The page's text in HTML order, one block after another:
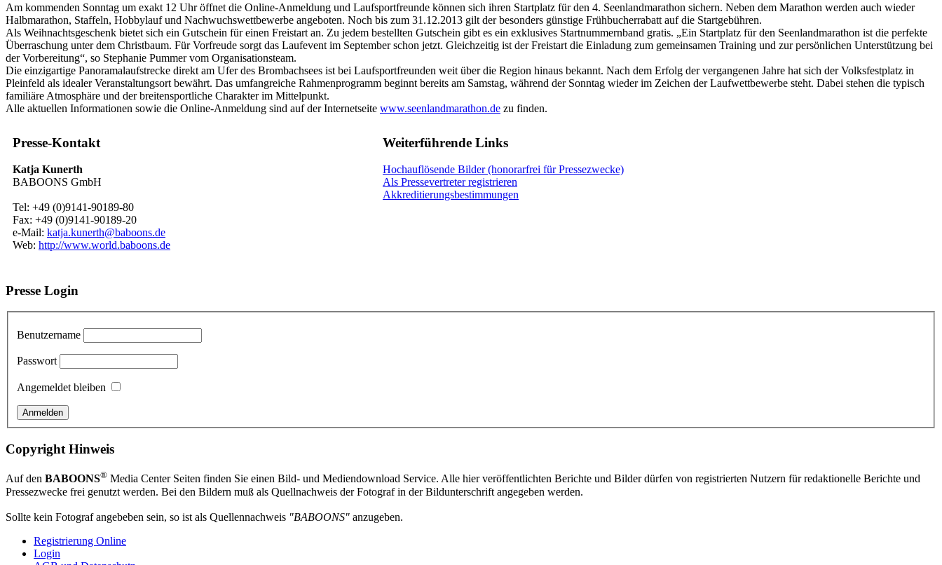
Am kommenden Sonntag um exakt 12 Uhr öffnet die Online-Anmeldung und Laufsportfreunde können sich ihren Startplatz für den 4. Seenlandmarathon sichern. Neben dem Marathon werden auch wieder
Halbmarathon, Staffeln, Hobbylauf und Nachwuchswettbewerbe angeboten. Noch bis zum 31.12.2013 gilt der besonders günstige Frühbucherrabatt auf die Startgebühren.
Als Weihnachtsgeschenk bietet sich ein Gutschein für einen Freistart an. Zu jedem bestellten Gutschein gibt es ein exklusives Startnummernband gratis. „Ein Startplatz für den Seenlandmarathon ist die perfekte
Überraschung unter dem Christbaum. Für Vorfreude sorgt das Laufevent im September schon jetzt. Gleichzeitig ist der Freistart die Einladung zum gemeinsamen Training und zur persönlichen Unterstützung bei
der Vorbereitung“, so Stephanie Pummer vom Organisationsteam.
Die einzigartige Panoramalaufstrecke direkt am Ufer des Brombachsees ist bei Laufsportfreunden weit über die Region hinaus bekannt. Nach dem Erfolg der vergangenen Jahre hat sich der Volksfestplatz in
Pleinfeld als idealer Veranstaltungsort bewährt. Das umfangreiche Rahmenprogramm beginnt bereits am Samstag, während der Sonntag wieder im Zeichen der Laufwettbewerbe steht. Dabei stehen die typisch
familiäre Atmosphäre und der breitensportliche Charakter im Mittelpunkt.
Alle aktuellen Informationen sowie die Online-Anmeldung sind auf der Internetseite www.seenlandmarathon.de zu finden.
Presse-Kontakt
Katja Kunerth
BABOONS GmbH
Tel: +49 (0)9141-90189-80
Fax: +49 (0)9141-90189-20
e-Mail: katja.kunerth@baboons.de
Web: http://www.world.baboons.de
Weiterführende Links
Hochauflösende Bilder (honorarfrei für Pressezwecke)
Als Pressevertreter registrieren
Akkreditierungsbestimmungen
Presse Login
Benutzername
Passwort
Angemeldet bleiben
Copyright Hinweis
Auf den BABOONS® Media Center Seiten finden Sie einen Bild- und Mediendownload Service. Alle hier veröffentlichten Berichte und Bilder dürfen von registrierten Nutzern für redaktionelle Berichte und
Pressezwecke frei genutzt werden. Bei den Bildern muß als Quellnachweis der Fotograf in der Bildunterschrift angegeben werden.
Sollte kein Fotograf angebeben sein, so ist als Quellennachweis "BABOONS" anzugeben.
Registrierung Online
Login